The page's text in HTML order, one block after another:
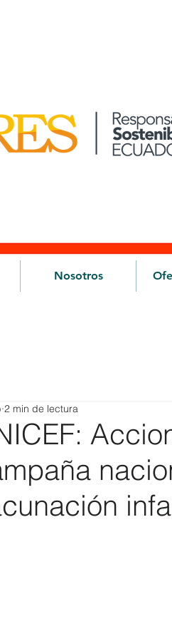
Nosotros
2 min de lectura